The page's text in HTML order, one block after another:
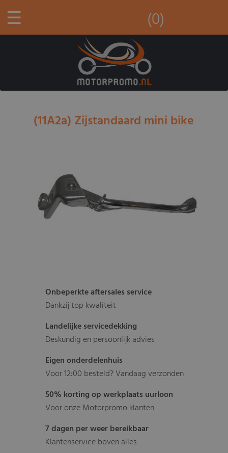
☰ (0)
(11A2a) Zijstandaard mini bike
Onbeperkte aftersales service
Dankzij top kwaliteit
Landelijke servicedekking
Deskundig en persoonlijk advies
Eigen onderdelenhuis
Voor 12:00 besteld? Vandaag verzonden
50% korting op werkplaats uurloon
Voor onze Motorpromo klanten
7 dagen per weer bereikbaar
Klantenservice boven alles